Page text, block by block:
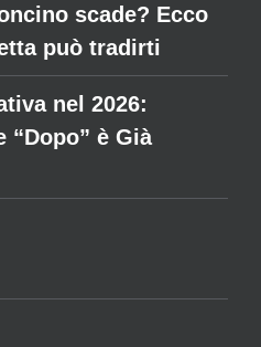
scade? Ecco
può tradirti
nel 2026:
“Dopo” è Già